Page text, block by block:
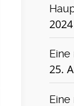
2024
25.
Eine